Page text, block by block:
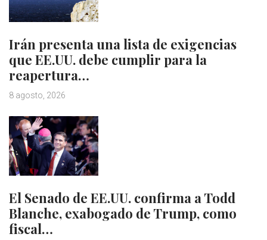
Irán presenta una lista de exigencias
que EE.UU. debe cumplir para la
reapertura…
8 agosto, 2026
El Senado de EE.UU. confirma a Todd
Blanche, exabogado de Trump, como
fiscal…